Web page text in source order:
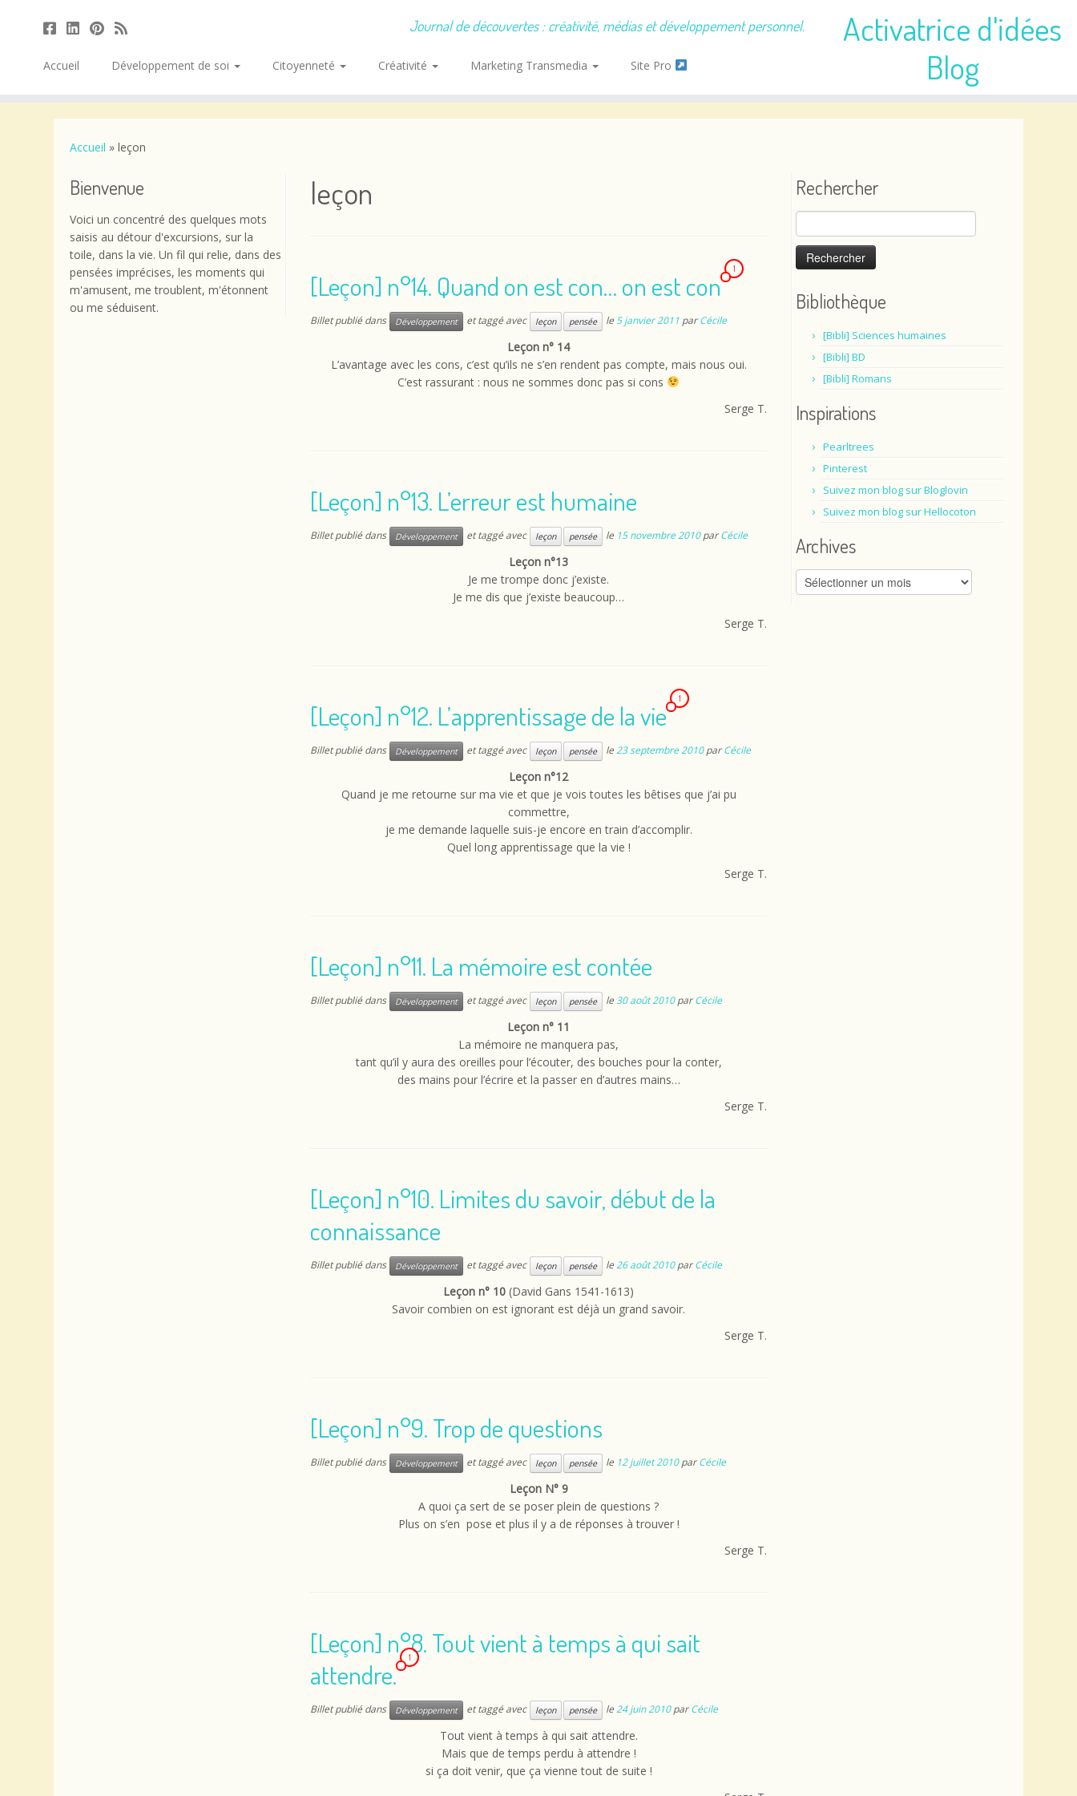
Activatrice d'idées
Blog
Journal de découvertes : créativité, médias et développement personnel.
Accueil Développement de soi Citoyenneté Créativité Marketing Transmedia Site Pro
Accueil » leçon
Bienvenue
Voici un concentré des quelques mots
saisis au détour d'excursions, sur la
toile, dans la vie. Un fil qui relie, dans des
pensées imprécises, les moments qui
m'amusent, me troublent, m'étonnent
ou me séduisent.
leçon
[Leçon] n°14. Quand on est con… on est con
1
Billet publié dans Développement et taggé avec leçon pensée le 5 janvier 2011 parCécile
Leçon n° 14
L’avantage avec les cons, c’est qu’ils ne s’en rendent pas compte, mais nous oui.
C’est rassurant : nous ne sommes donc pas si cons
Serge T.
[Leçon] n°13. L’erreur est humaine
Billet publié dans Développement et taggé avec leçon pensée le 15 novembre 2010 parCécile
Leçon n°13
Je me trompe donc j’existe.
Je me dis que j’existe beaucoup…
Serge T.
[Leçon] n°12. L’apprentissage de la vie
1
Billet publié dans Développement et taggé avec leçon pensée le23 septembre 2010 parCécile
Leçon n°12
Quand je me retourne sur ma vie et que je vois toutes les bêtises que j’ai pu
commettre,
je me demande laquelle suis-je encore en train d’accomplir.
Quel long apprentissage que la vie !
Serge T.
[Leçon] n°11. La mémoire est contée
Billet publié dans Développement et taggé avec leçon pensée le30 août 2010 parCécile
Leçon n° 11
La mémoire ne manquera pas,
tant qu’il y aura des oreilles pour l’écouter, des bouches pour la conter,
des mains pour l’écrire et la passer en d’autres mains…
Serge T.
[Leçon] n°10. Limites du savoir, début de la
connaissance
Billet publié dans Développement et taggé avec leçon pensée le26 août 2010 parCécile
Leçon n° 10 (David Gans 1541-1613)
Savoir combien on est ignorant est déjà un grand savoir.
Serge T.
[Leçon] n°9. Trop de questions
Billet publié dans Développement et taggé avec leçon pensée le 12 juillet 2010 parCécile
Leçon N° 9
A quoi ça sert de se poser plein de questions ?
Plus on s’en pose et plus il y a de réponses à trouver !
Serge T.
[Leçon] n°8. Tout vient à temps à qui sait
attendre.
1
Billet publié dans Développement et taggé avec leçon pensée le24 juin 2010 parCécile
Tout vient à temps à qui sait attendre.
Mais que de temps perdu à attendre !
si ça doit venir, que ça vienne tout de suite !
Rechercher
Rechercher :
Bibliothèque
[Bibli] Sciences humaines
[Bibli] BD
[Bibli] Romans
Inspirations
Pearltrees
Pinterest
Suivez mon blog sur Bloglovin
Suivez mon blog sur Hellocoton
Archives
Archives